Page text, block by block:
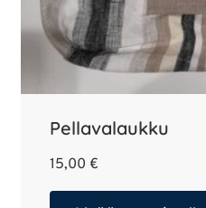
Pellavalaukku
15,00 €